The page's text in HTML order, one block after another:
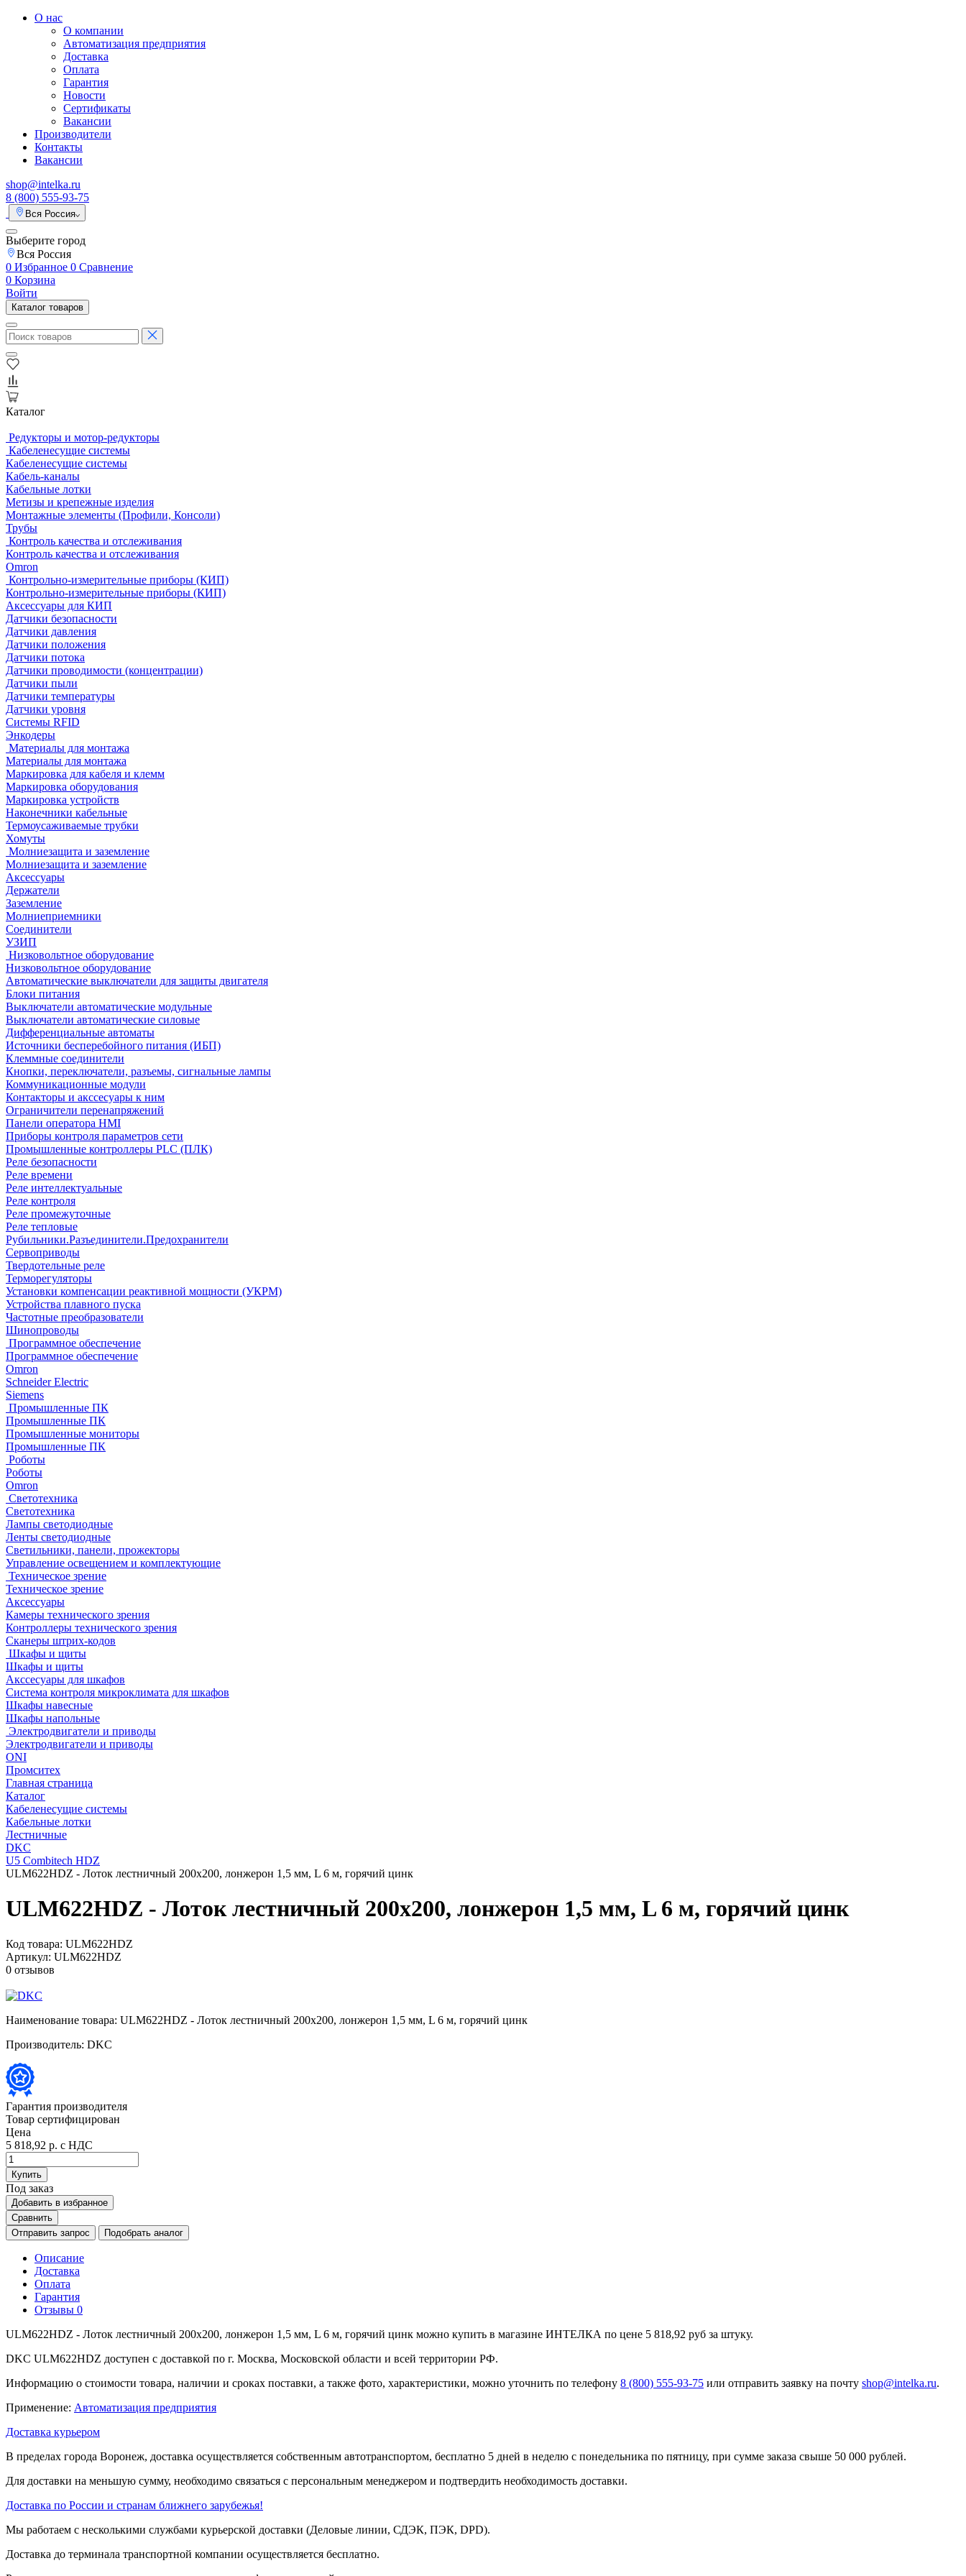
О нас
О компании
Автоматизация предприятия
Доставка
Оплата
Гарантия
Новости
Сертификаты
Вакансии
Производители
Контакты
Вакансии
shop@intelka.ru
8 (800) 555-93-75
Вся Россия
Выберите город
Вся Россия
0 Избранное 0 Сравнение
0 Корзина
Войти
Каталог товаров
Каталог
Редукторы и мотор-редукторы
Кабеленесущие системы
Кабеленесущие системы
Кабель-каналы
Кабельные лотки
Метизы и крепежные изделия
Монтажные элементы (Профили, Консоли)
Трубы
Контроль качества и отслеживания
Контроль качества и отслеживания
Omron
Контрольно-измерительные приборы (КИП)
Контрольно-измерительные приборы (КИП)
Аксессуары для КИП
Датчики безопасности
Датчики давления
Датчики положения
Датчики потока
Датчики проводимости (концентрации)
Датчики пыли
Датчики температуры
Датчики уровня
Системы RFID
Энкодеры
Материалы для монтажа
Материалы для монтажа
Маркировка для кабеля и клемм
Маркировка оборудования
Маркировка устройств
Наконечники кабельные
Термоусаживаемые трубки
Хомуты
Молниезащита и заземление
Молниезащита и заземление
Аксессуары
Держатели
Заземление
Молниеприемники
Соединители
УЗИП
Низковольтное оборудование
Низковольтное оборудование
Автоматические выключатели для защиты двигателя
Блоки питания
Выключатели автоматические модульные
Выключатели автоматические силовые
Дифференциальные автоматы
Источники бесперебойного питания (ИБП)
Клеммные соединители
Кнопки, переключатели, разъемы, сигнальные лампы
Коммуникационные модули
Контакторы и акссесуары к ним
Ограничители перенапряжений
Панели оператора HMI
Приборы контроля параметров сети
Промышленные контроллеры PLC (ПЛК)
Реле безопасности
Реле времени
Реле интеллектуальные
Реле контроля
Реле промежуточные
Реле тепловые
Рубильники.Разъединители.Предохранители
Сервоприводы
Твердотельные реле
Терморегуляторы
Установки компенсации реактивной мощности (УКРМ)
Устройства плавного пуска
Частотные преобразователи
Шинопроводы
Программное обеспечение
Программное обеспечение
Omron
Schneider Electric
Siemens
Промышленные ПК
Промышленные ПК
Промышленные мониторы
Промышленные ПК
Роботы
Роботы
Omron
Светотехника
Светотехника
Лампы светодиодные
Ленты светодиодные
Светильники, панели, прожекторы
Управление освещением и комплектующие
Техническое зрение
Техническое зрение
Аксессуары
Камеры технического зрения
Контроллеры технического зрения
Сканеры штрих-кодов
Шкафы и щиты
Шкафы и щиты
Акссесуары для шкафов
Система контроля микроклимата для шкафов
Шкафы навесные
Шкафы напольные
Электродвигатели и приводы
Электродвигатели и приводы
ONI
Промситех
Главная страница
Каталог
Кабеленесущие системы
Кабельные лотки
Лестничные
DKC
U5 Combitech HDZ
ULM622HDZ - Лоток лестничный 200x200, лонжерон 1,5 мм, L 6 м, горячий цинк
ULM622HDZ - Лоток лестничный 200x200, лонжерон 1,5 мм, L 6 м, горячий цинк
Код товара: ULM622HDZ
Артикул: ULM622HDZ
0 отзывов
Наименование товара: ULM622HDZ - Лоток лестничный 200x200, лонжерон 1,5 мм, L 6 м, горячий цинк
Производитель: DKC
Гарантия производителя
Товар сертифицирован
Цена
5 818,92 р. с НДС
Купить
Под заказ
Добавить в избранное
Сравнить
Отправить запрос
Подобрать аналог
Описание
Доставка
Оплата
Гарантия
Отзывы 0
ULM622HDZ - Лоток лестничный 200x200, лонжерон 1,5 мм, L 6 м, горячий цинк можно купить в магазине ИНТЕЛКА по цене 5 818,92 руб за штуку.
DKC ULM622HDZ доступен с доставкой по г. Москва, Московской области и всей территории РФ.
Информацию о стоимости товара, наличии и сроках поставки, а также фото, характеристики, можно уточнить по телефону 8 (800) 555-93-75 или отправить заявку на почту shop@intelka.ru.
Применение: Автоматизация предприятия
Доставка курьером
В пределах города Воронеж, доставка осуществляется собственным автотранспортом, бесплатно 5 дней в неделю с понедельника по пятницу, при сумме заказа свыше 50 000 рублей.
Для доставки на меньшую сумму, необходимо связаться с персональным менеджером и подтвердить необходимость доставки.
Доставка по России и странам ближнего зарубежья!
Мы работаем с несколькими службами курьерской доставки (Деловые линии, СДЭК, ПЭК, DPD).
Доставка до терминала транспортной компании осуществляется бесплатно.